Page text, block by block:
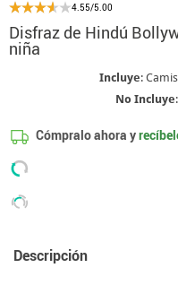
4.55/5.00
Disfraz de Hindú
niña
Incluye:
No Incluye
Cómpralo ahora y
Descripción